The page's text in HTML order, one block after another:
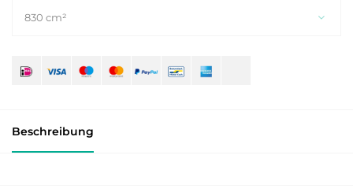
830 cm²
Beschreibung